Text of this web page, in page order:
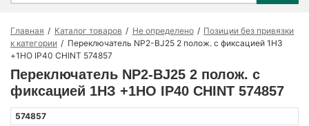
Главная Каталог товаров Не определено
Позиции без привязки
к категории
Переключатель NP2-BJ25 2 полож. с фиксацией 1НЗ
+1НО IP40 CHINT 574857
Переключатель NP2-BJ25 2 полож. с
фиксацией 1НЗ +1НО IP40 CHINT 574857
574857